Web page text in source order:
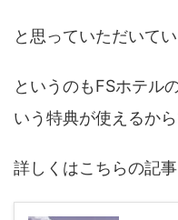
と思っていただいてい
というのもFSホテル
いう特典が使えるから
詳しくはこちらの記事